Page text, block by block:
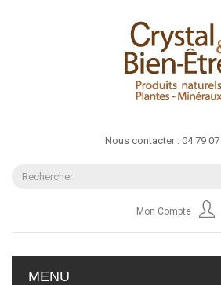
Nous contacter : 04 79 07
Mon Compte
MENU